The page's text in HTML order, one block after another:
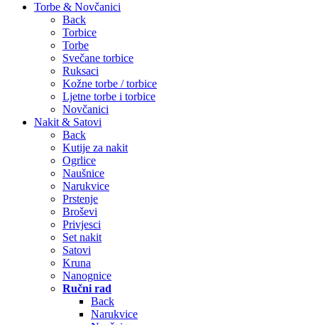
Torbe & Novčanici
Back
Torbice
Torbe
Svečane torbice
Ruksaci
Kožne torbe / torbice
Ljetne torbe i torbice
Novčanici
Nakit & Satovi
Back
Kutije za nakit
Ogrlice
Naušnice
Narukvice
Prstenje
Broševi
Privjesci
Set nakit
Satovi
Kruna
Nanognice
Ručni rad
Back
Narukvice